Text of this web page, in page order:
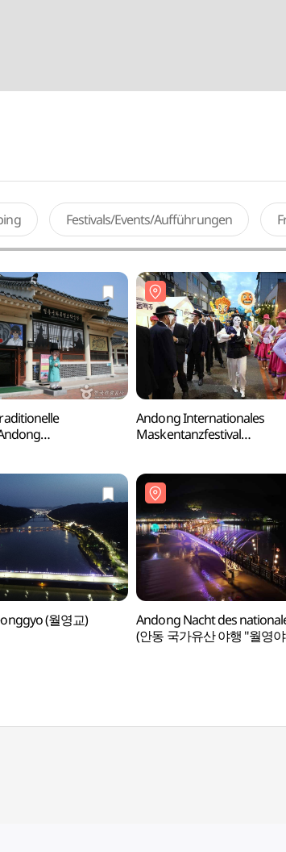
Festivals/Events/Aufführungen
Andong Internationales
Maskentanzfestival
(월영교)
Andong Nacht des
(안동 국가유산 야행 "월영